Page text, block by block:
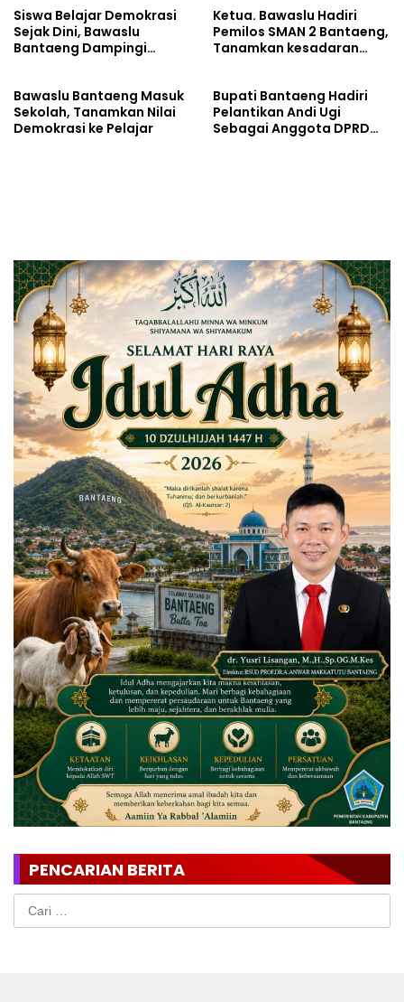
Siswa Belajar Demokrasi
Sejak Dini, Bawaslu
Bantaeng Dampingi
Ketua. Bawaslu Hadiri
Pemilos SMAN 2 Bantaeng,
Tanamkan kesadaran
Bawaslu Bantaeng Masuk
Sekolah, Tanamkan Nilai
Demokrasi ke Pelajar
Bupati Bantaeng Hadiri
Pelantikan Andi Ugi
Sebagai Anggota DPRD
PENCARIAN BERITA
Cari
untuk: